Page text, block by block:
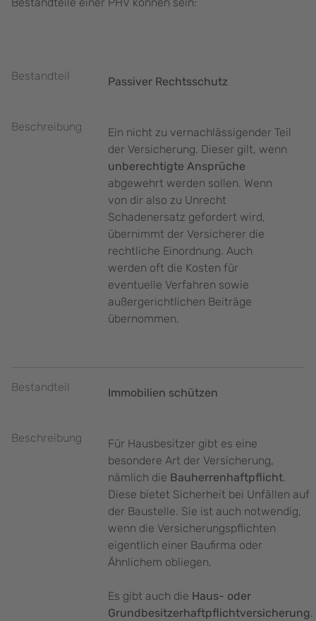
Bestandteile einer PHV können sein:
Bestandteil Passiver Rechtsschutz
Beschreibung
Ein nicht zu vernachlässigender Teil
der Versicherung. Dieser gilt, wenn
unberechtigte Ansprüche
abgewehrt werden sollen. Wenn
von dir also zu Unrecht
Schadenersatz gefordert wird,
übernimmt der Versicherer die
rechtliche Einordnung. Auch
werden oft die Kosten für
eventuelle Verfahren sowie
außergerichtlichen Beiträge
übernommen.
Bestandteil Immobilien schützen
Beschreibung
Für Hausbesitzer gibt es eine
besondere Art der Versicherung,
nämlich die Bauherrenhaftpflicht.
Diese bietet Sicherheit bei Unfällen auf
der Baustelle. Sie ist auch notwendig,
wenn die Versicherungspflichten
eigentlich einer Baufirma oder
Ähnlichem obliegen.
Es gibt auch die Haus- oder
Grundbesitzerhaftpflichtversicherung.